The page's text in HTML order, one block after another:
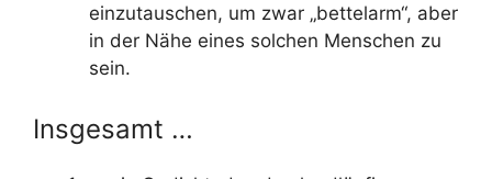
einzutauschen, um zwar „bettelarm“, aber
in der Nähe eines solchen Menschen zu
sein.
Insgesamt …